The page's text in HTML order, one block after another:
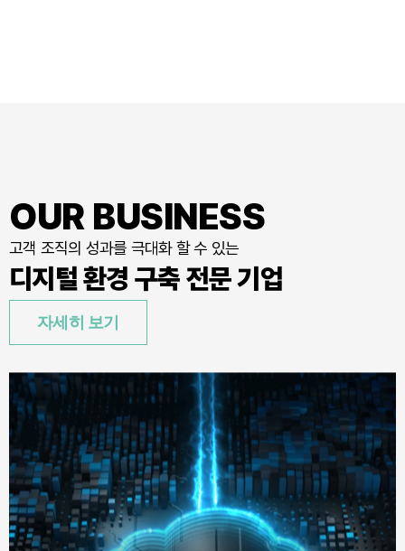
OUR BUSINESS
고객 조직의 성과를 극대화 할 수 있는
디지털 환경 구축 전문 기업
자세히 보기